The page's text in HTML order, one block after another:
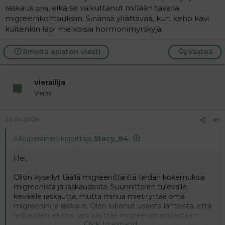
raskaus (12/13), eikä se vaikuttanut millään tavalla
migreenikohtauksiin. Sinänsä yllättävää, kun keho kävi
kuitenkin läpi melkoisia hormonimyrskyjä.
Vastaa
Ilmoita asiaton viesti
vierailija
Vieras
24.04.2026 #5
Alkuperäinen kirjoittaja Stacy_84:
Hei,
Olisin kysellyt täällä migreenittäriltä teidän kokemuksia
migreenistä ja raskaudesta. Suunnittelen tulevalle
keväälle raskautta, mutta minua mietityttää oma
migreenini ja raskaus. Olen lukenut useista lähteistä, että
raskauden aikana saisi käyttää migreeniin ainoastaan